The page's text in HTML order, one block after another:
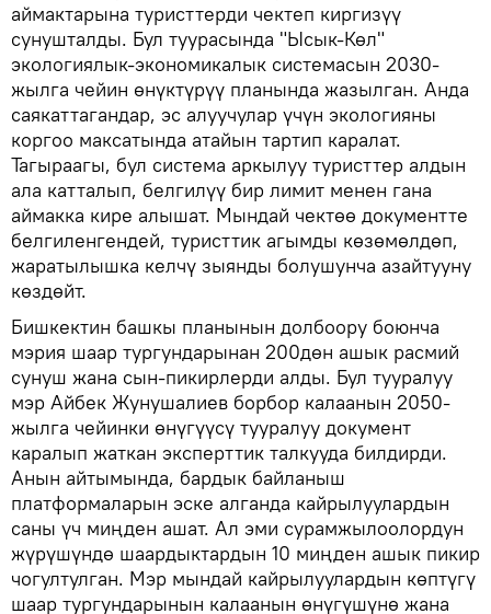
аймактарына туристтерди чектеп киргизүү
сунушталды. Бул туурасында "Ысык-Көл"
экологиялык-экономикалык системасын 2030-
жылга чейин өнүктүрүү планында жазылган. Анда
саякаттагандар, эс алуучулар үчүн экологияны
коргоо максатында атайын тартип каралат.
Тагыраагы, бул система аркылуу туристтер алдын
ала катталып, белгилүү бир лимит менен гана
аймакка кире алышат. Мындай чектөө документте
белгиленгендей, туристтик агымды көзөмөлдөп,
жаратылышка келчү зыянды болушунча азайтууну
көздөйт.
Бишкектин башкы планынын долбоору боюнча
мэрия шаар тургундарынан 200дөн ашык расмий
сунуш жана сын-пикирлерди алды. Бул тууралуу
мэр Айбек Жунушалиев борбор калаанын 2050-
жылга чейинки өнүгүүсү тууралуу документ
каралып жаткан эксперттик талкууда билдирди.
Анын айтымында, бардык байланыш
платформаларын эске алганда кайрылуулардын
саны үч миңден ашат. Ал эми сурамжылоолордун
жүрүшүндө шаардыктардын 10 миңден ашык пикир
чогултулган. Мэр мындай кайрылуулардын көптүгү
шаар тургундарынын калаанын өнүгүшүнө жана